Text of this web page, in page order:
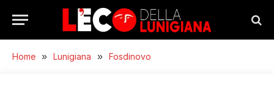
Home » Lunigiana » Fosdinovo